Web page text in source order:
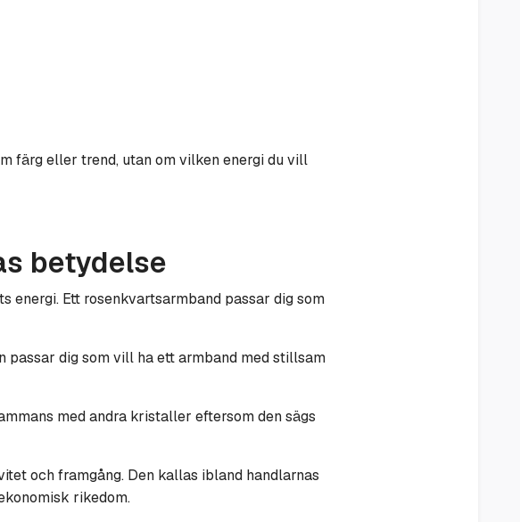
färg eller trend, utan om vilken energi du vill
betydelse
Ett rosenkvartsarmband passar dig som
passar dig som vill ha ett armband med stillsam
med andra kristaller eftersom den sägs
och framgång. Den kallas ibland handlarnas
rikedom.